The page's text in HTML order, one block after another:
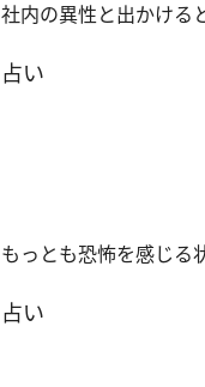
社内の異性と出かける
占い
もっとも恐怖を感じる
占い